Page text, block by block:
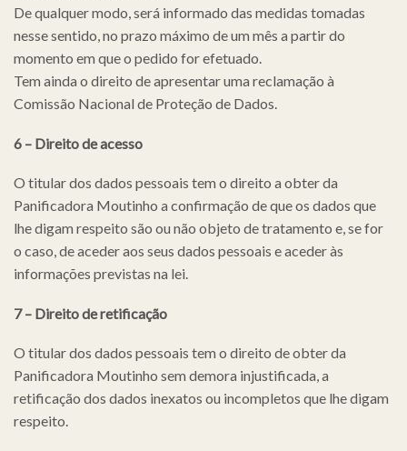
De qualquer modo, será informado das medidas tomadas
nesse sentido, no prazo máximo de um mês a partir do
momento em que o pedido for efetuado.
Tem ainda o direito de apresentar uma reclamação à
Comissão Nacional de Proteção de Dados.
6 – Direito de acesso
O titular dos dados pessoais tem o direito a obter da
Panificadora Moutinho a confirmação de que os dados que
lhe digam respeito são ou não objeto de tratamento e, se for
o caso, de aceder aos seus dados pessoais e aceder às
informações previstas na lei.
7 – Direito de retificação
O titular dos dados pessoais tem o direito de obter da
Panificadora Moutinho sem demora injustificada, a
retificação dos dados inexatos ou incompletos que lhe digam
respeito.